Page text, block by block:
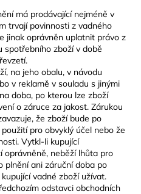
má prodávající nejméně v
trvají povinnosti z vadného
jinak oprávněn uplatnit právo z
spotřebního zboží v době
na jeho obalu, v návodu
v reklamě v souladu s jinými
doba, po kterou lze zboží
o záruce za jakost. Zárukou
že zboží bude po
pro obvyklý účel nebo že
Vytkl-li kupující
oprávněně, neběží lhůta pro
plnění ani záruční doba po
vadné zboží užívat.
odstavci obchodních